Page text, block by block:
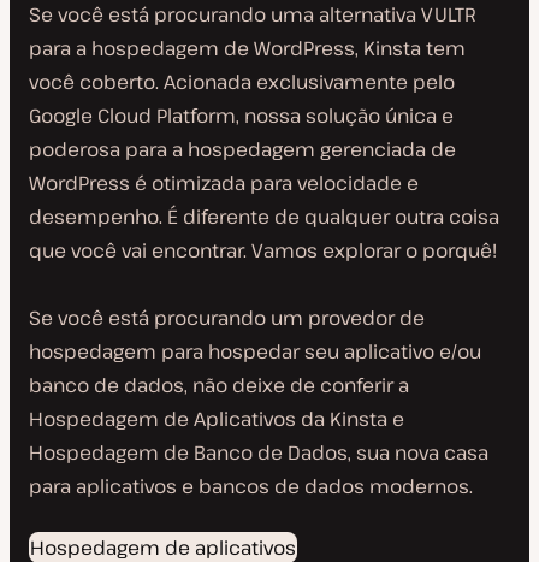
Se você está procurando uma alternativa VULTR
para a hospedagem de WordPress, Kinsta tem
você coberto. Acionada exclusivamente pelo
Google Cloud Platform, nossa solução única e
poderosa para a hospedagem gerenciada de
WordPress é otimizada para velocidade e
desempenho. É diferente de qualquer outra coisa
que você vai encontrar. Vamos explorar o porquê!
Se você está procurando um provedor de
hospedagem para hospedar seu aplicativo e/ou
banco de dados, não deixe de conferir a
Hospedagem de Aplicativos da Kinsta e
Hospedagem de Banco de Dados, sua nova casa
para aplicativos e bancos de dados modernos.
Hospedagem de aplicativos